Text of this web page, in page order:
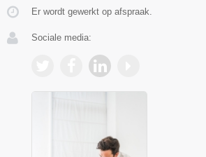
Er wordt gewerkt op afspraak.
Sociale media: